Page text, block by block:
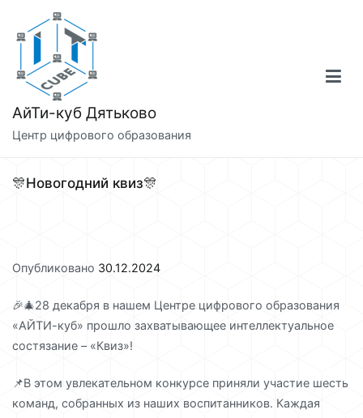
содержимому
АйТи-куб Дятьково
Центр цифрового образования
🎊Новогодний квиз🎊
Опубликовано 30.12.2024
🎉🎄28 декабря в нашем Центре цифрового образования
«АЙТИ-куб» прошло захватывающее интеллектуальное
состязание – «Квиз»!
📌В этом увлекательном конкурсе приняли участие шесть
команд, собранных из наших воспитанников. Каждая